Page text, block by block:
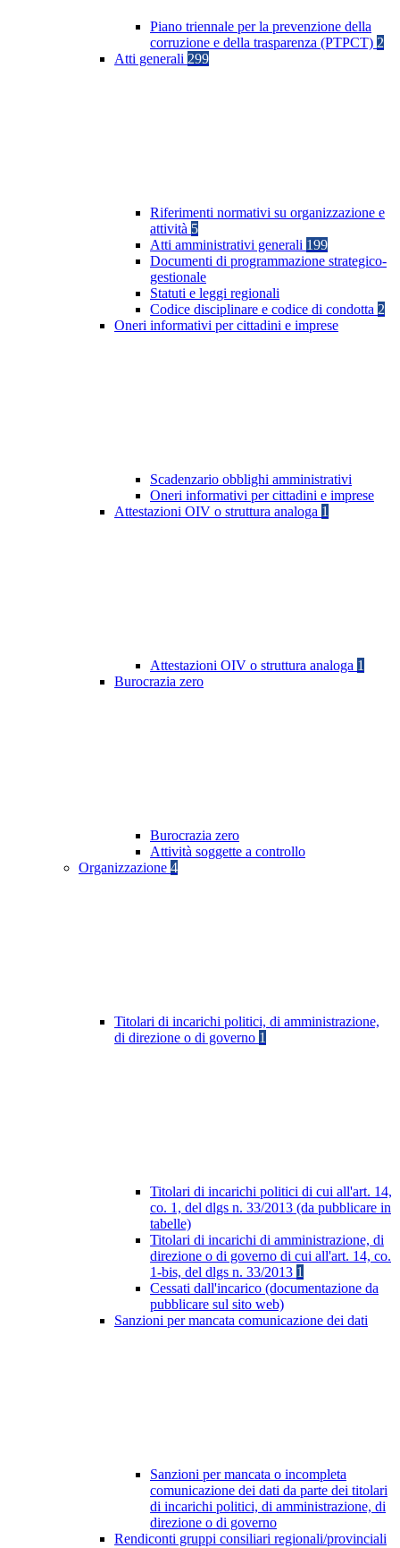
Piano triennale per la prevenzione della
corruzione e della trasparenza (PTPCT) 2
Atti generali 299
Riferimenti normativi su organizzazione e
attività 5
Atti amministrativi generali 199
Documenti di programmazione strategico-
gestionale
Statuti e leggi regionali
Codice disciplinare e codice di condotta 2
Oneri informativi per cittadini e imprese
Scadenzario obblighi amministrativi
Oneri informativi per cittadini e imprese
Attestazioni OIV o struttura analoga 1
Attestazioni OIV o struttura analoga 1
Burocrazia zero
Burocrazia zero
Attività soggette a controllo
Organizzazione 4
Titolari di incarichi politici, di amministrazione,
di direzione o di governo 1
Titolari di incarichi politici di cui all'art. 14,
co. 1, del dlgs n. 33/2013 (da pubblicare in
tabelle)
Titolari di incarichi di amministrazione, di
direzione o di governo di cui all'art. 14, co.
1-bis, del dlgs n. 33/2013 1
Cessati dall'incarico (documentazione da
pubblicare sul sito web)
Sanzioni per mancata comunicazione dei dati
Sanzioni per mancata o incompleta
comunicazione dei dati da parte dei titolari
di incarichi politici, di amministrazione, di
direzione o di governo
Rendiconti gruppi consiliari regionali/provinciali